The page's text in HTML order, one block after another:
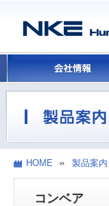
HOME 製品案内
コンベア